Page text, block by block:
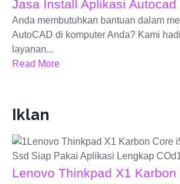
Jasa Install Aplikasi Autocad
Anda membutuhkan bantuan dalam
AutoCAD di komputer Anda? Kami
layanan...
Read More
Iklan
Lenovo Thinkpad X1 Karbon